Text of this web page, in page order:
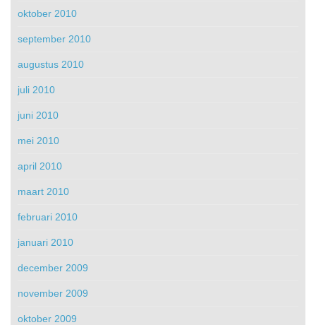
oktober 2010
september 2010
augustus 2010
juli 2010
juni 2010
mei 2010
april 2010
maart 2010
februari 2010
januari 2010
december 2009
november 2009
oktober 2009